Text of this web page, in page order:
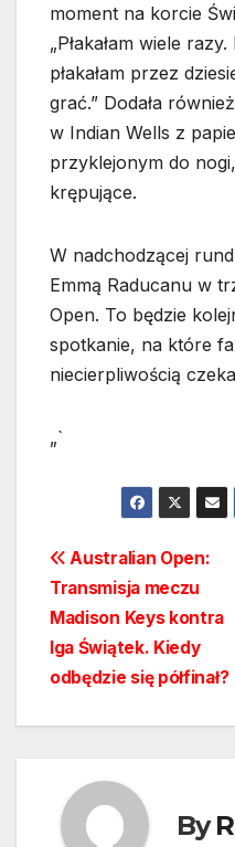
moment na korcie
„Płakałam wiele
płakałam przez
grać.” Dodała
w Indian Wells z
przyklejonym do
krępujące.
W nadchodzącej
Emmą Raducanu w
Open. To będzie
spotkanie, na które
niecierpliwością
„`
Nawigacja
wpisu
Australian Open:
Transmisja meczu
Madison Keys kontra
Iga Świątek. Kiedy
odbędzie się półfinał?
By